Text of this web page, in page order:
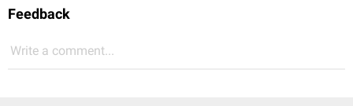
Feedback
Write a comment...